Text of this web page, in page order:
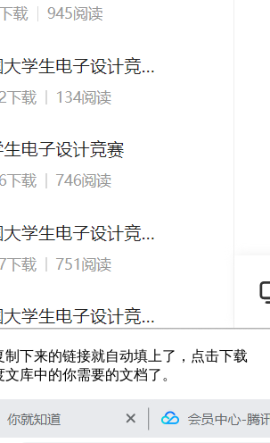
制下来的链接就自动填上了，点击下载
库中的你需要的文档了。